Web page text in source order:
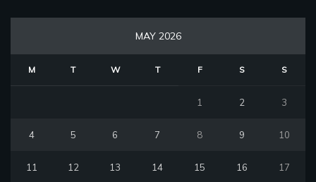
MAY 2026
M T W T F S S
1 2 3
4 5 6 7 8 9 10
11 12 13 14 15 16 17